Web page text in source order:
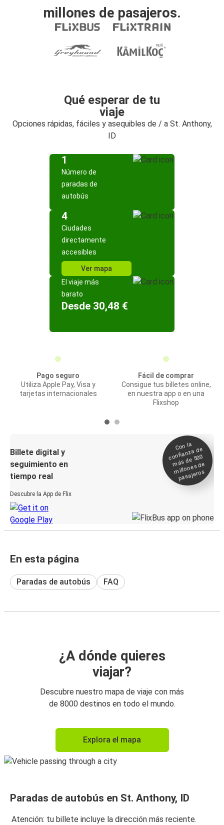
millones de pasajeros.
Qué esperar de tu
viaje
Opciones rápidas, fáciles y asequibles de / a St. Anthony,
ID
1
Número de
paradas de
autobús
4
Ciudades
directamente
accesibles
Ver mapa
El viaje más
barato
Desde 30,48 €
Pago seguro
Utiliza Apple Pay, Visa y
tarjetas internacionales
Fácil de comprar
Consigue tus billetes online,
en nuestra app o en una
Flixshop
Billete digital y
seguimiento en
tiempo real
Descubre la App de Flix
Con la
confianza de
más de 500
millones de
pasajeros
En esta página
Paradas de autobús FAQ
¿A dónde quieres
viajar?
Descubre nuestro mapa de viaje con más
de 8000 destinos en todo el mundo.
Explora el mapa
Paradas de autobús en St. Anthony, ID
Atención: tu billete incluye la dirección más reciente.